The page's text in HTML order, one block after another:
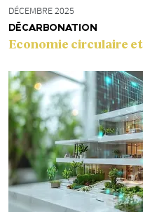
DÉCEMBRE 2025
DÉCARBONATION
Economie circulaire